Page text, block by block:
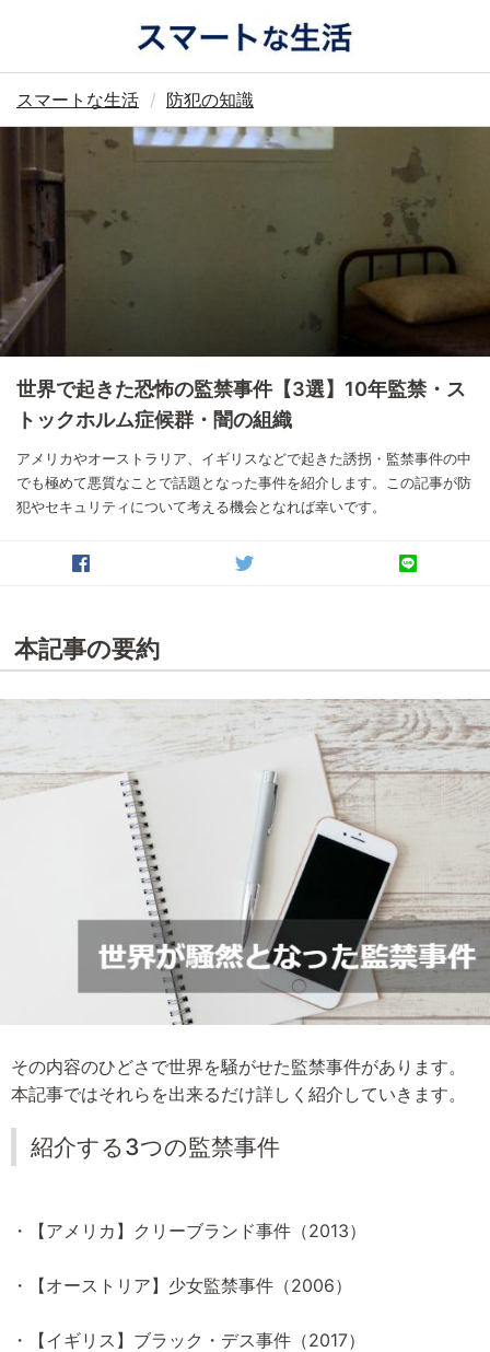
スマートな生活 防犯の知識
世界で起きた恐怖の監禁事件【3選】10年監禁・ス
トックホルム症候群・闇の組織
アメリカやオーストラリア、イギリスなどで起きた誘拐・監禁事件の中
でも極めて悪質なことで話題となった事件を紹介します。この記事が防
犯やセキュリティについて考える機会となれば幸いです。
本記事の要約
その内容のひどさで世界を騒がせた監禁事件があります。
本記事ではそれらを出来るだけ詳しく紹介していきます。
紹介する3つの監禁事件
・【アメリカ】クリーブランド事件（2013）
・【オーストリア】少女監禁事件（2006）
・【イギリス】ブラック・デス事件（2017）